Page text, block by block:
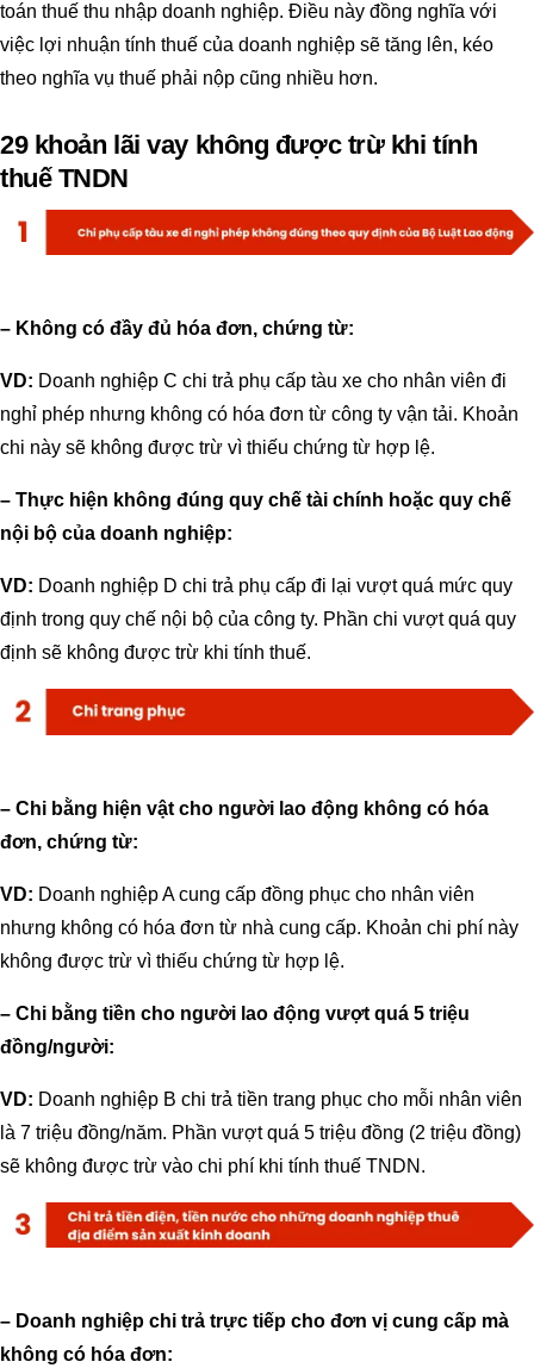
toán thuế thu nhập doanh nghiệp. Điều này đồng nghĩa với
việc lợi nhuận tính thuế của doanh nghiệp sẽ tăng lên, kéo
theo nghĩa vụ thuế phải nộp cũng nhiều hơn.
29 khoản lãi vay không được trừ khi tính
thuế TNDN
– Không có đầy đủ hóa đơn, chứng từ:
VD: Doanh nghiệp C chi trả phụ cấp tàu xe cho nhân viên đi
nghỉ phép nhưng không có hóa đơn từ công ty vận tải. Khoản
chi này sẽ không được trừ vì thiếu chứng từ hợp lệ.
– Thực hiện không đúng quy chế tài chính hoặc quy chế
nội bộ của doanh nghiệp:
VD: Doanh nghiệp D chi trả phụ cấp đi lại vượt quá mức quy
định trong quy chế nội bộ của công ty. Phần chi vượt quá quy
định sẽ không được trừ khi tính thuế.
– Chi bằng hiện vật cho người lao động không có hóa
đơn, chứng từ:
VD: Doanh nghiệp A cung cấp đồng phục cho nhân viên
nhưng không có hóa đơn từ nhà cung cấp. Khoản chi phí này
không được trừ vì thiếu chứng từ hợp lệ.
– Chi bằng tiền cho người lao động vượt quá 5 triệu
đồng/người:
VD: Doanh nghiệp B chi trả tiền trang phục cho mỗi nhân viên
là 7 triệu đồng/năm. Phần vượt quá 5 triệu đồng (2 triệu đồng)
sẽ không được trừ vào chi phí khi tính thuế TNDN.
– Doanh nghiệp chi trả trực tiếp cho đơn vị cung cấp mà
không có hóa đơn: